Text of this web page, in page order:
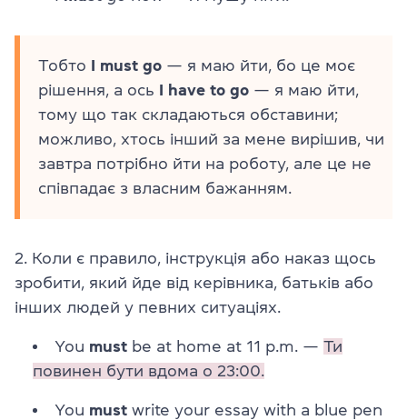
Тобто I must go — я маю йти, бо це моє
рішення, а ось I have to go — я маю йти,
тому що так складаються обставини;
можливо, хтось інший за мене вирішив, чи
завтра потрібно йти на роботу, але це не
співпадає з власним бажанням.
2. Коли є правило, інструкція або наказ щось
зробити, який йде від керівника, батьків або
інших людей у певних ситуаціях.
You must be at home at 11 p.m. — Ти
повинен бути вдома о 23:00.
You must write your essay with a blue pen